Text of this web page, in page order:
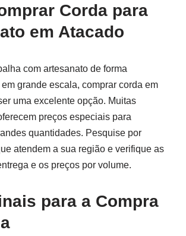
Corda para
em Atacado
com artesanato de forma
grande escala, comprar corda em
uma excelente opção. Muitas
preços especiais para
quantidades. Pesquise por
atendem a sua região e verifique as
e os preços por volume.
para a Compra